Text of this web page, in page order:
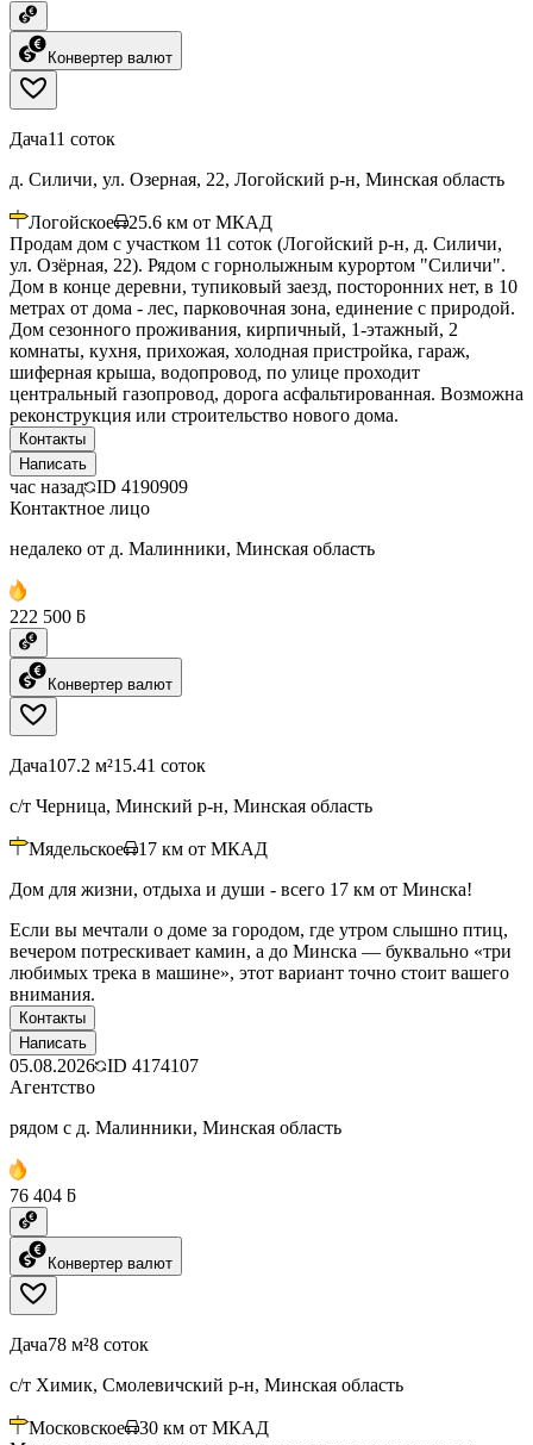
Конвертер валют
Дача11 соток
д. Силичи, ул. Озерная, 22, Логойский р-н, Минская область
Логойское 25.6 км от МКАД
Продам дом с участком 11 соток (Логойский р-н, д. Силичи,
ул. Озёрная, 22). Рядом с горнолыжным курортом "Силичи".
Дом в конце деревни, тупиковый заезд, посторонних нет, в 10
метрах от дома - лес, парковочная зона, единение с природой.
Дом сезонного проживания, кирпичный, 1-этажный, 2
комнаты, кухня, прихожая, холодная пристройка, гараж,
шиферная крыша, водопровод, по улице проходит
центральный газопровод, дорога асфальтированная. Возможна
реконструкция или строительство нового дома.
Контакты
Написать
час назад ID 4190909
Контактное лицо
недалеко от д. Малинники, Минская область
222 500 ƃ
Конвертер валют
Дача107.2 м²15.41 соток
с/т Черница, Минский р-н, Минская область
Мядельское 17 км от МКАД
Дом для жизни, отдыха и души - всего 17 км от Минска!
Если вы мечтали о доме за городом, где утром слышно птиц,
вечером потрескивает камин, а до Минска — буквально «три
любимых трека в машине», этот вариант точно стоит вашего
внимания.
Контакты
Написать
05.08.2026 ID 4174107
Агентство
рядом с д. Малинники, Минская область
76 404 ƃ
Конвертер валют
Дача78 м²8 соток
с/т Химик, Смолевичский р-н, Минская область
Московское 30 км от МКАД